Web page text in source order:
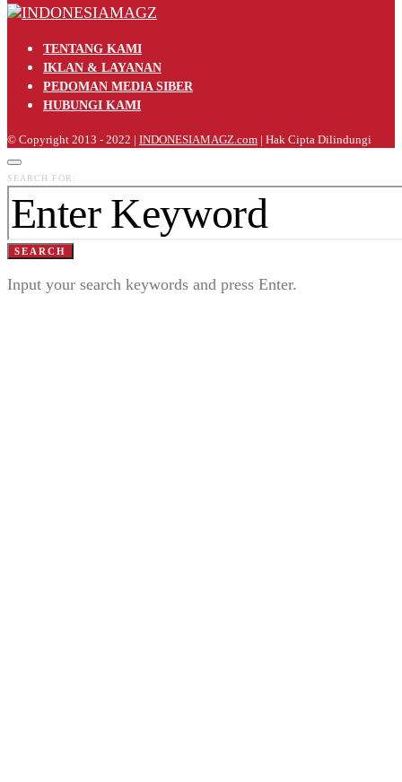
TENTANG KAMI
IKLAN & LAYANAN
PEDOMAN MEDIA SIBER
HUBUNGI KAMI
© Copyright 2013 - 2022 | INDONESIAMAGZ.com | Hak Cipta Dilindungi
SEARCH FOR:
SEARCH
Input your search keywords and press Enter.